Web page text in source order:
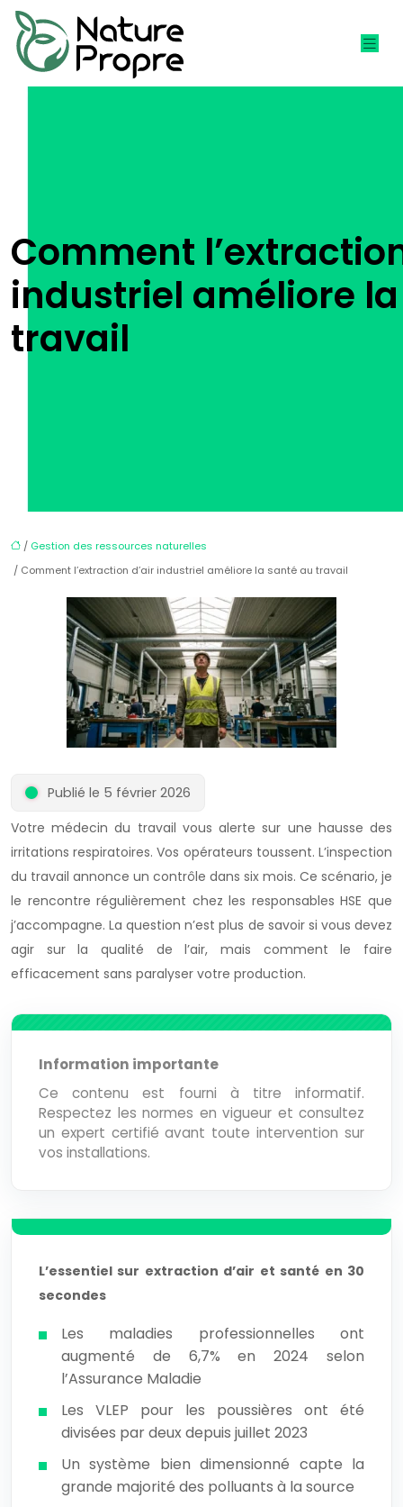
Comment
industriel améliore
travail
/ Gestion des ressources naturelles
/ Comment l’extraction d’air industriel améliore la santé au travail
Publié le 5 février 2026
Votre médecin du travail vous alerte sur une hausse des
irritations respiratoires. Vos opérateurs toussent. L’inspection
du travail annonce un contrôle dans six mois. Ce scénario, je
le rencontre régulièrement chez les responsables HSE que
j’accompagne. La question n’est plus de savoir si vous devez
agir sur la qualité de l’air, mais comment le faire
efficacement sans paralyser votre production.
Information importante
Ce contenu est fourni à titre informatif.
Respectez les normes en vigueur et consultez
un expert certifié avant toute intervention sur
vos installations.
L’essentiel sur extraction d’air et santé en 30
secondes
Les maladies professionnelles ont
augmenté de 6,7% en 2024 selon
l’Assurance Maladie
Les VLEP pour les poussières ont été
divisées par deux depuis juillet 2023
Un système bien dimensionné capte la
grande majorité des polluants à la source